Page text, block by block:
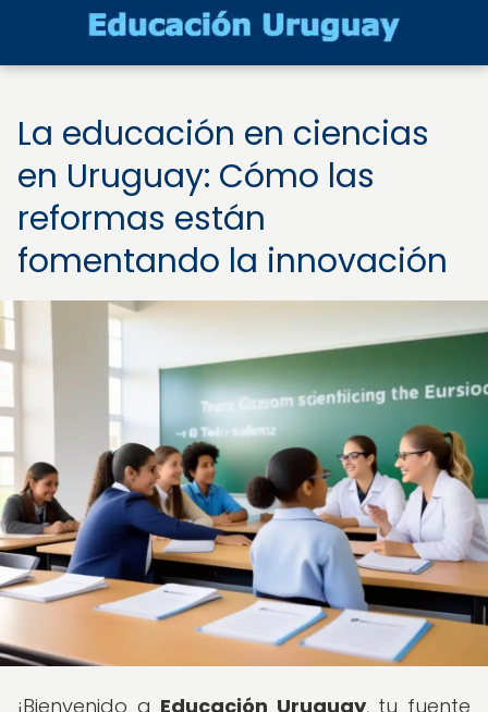
La educación en ciencias
en Uruguay: Cómo las
reformas están
fomentando la innovación
¡Bienvenido a Educación Uruguay, tu fuente